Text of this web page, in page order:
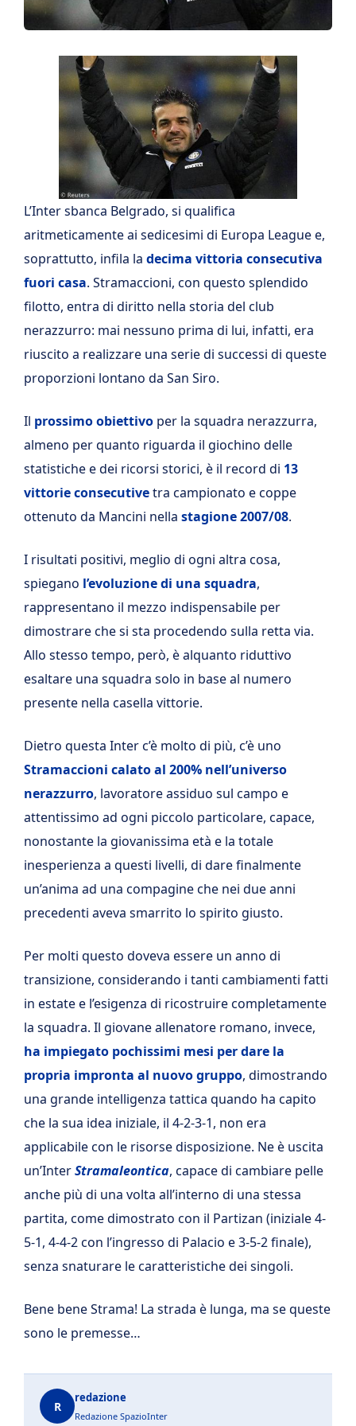
L’Inter sbanca Belgrado, si qualifica
aritmeticamente ai sedicesimi di Europa League e,
soprattutto, infila la decima vittoria consecutiva
fuori casa. Stramaccioni, con questo splendido
filotto, entra di diritto nella storia del club
nerazzurro: mai nessuno prima di lui, infatti, era
riuscito a realizzare una serie di successi di queste
proporzioni lontano da San Siro.
Il prossimo obiettivo per la squadra nerazzurra,
almeno per quanto riguarda il giochino delle
statistiche e dei ricorsi storici, è il record di 13
vittorie consecutivetra campionato e coppe
ottenuto da Mancini nella stagione 2007/08.
I risultati positivi, meglio di ogni altra cosa,
spiegano l’evoluzione di una squadra,
rappresentano il mezzo indispensabile per
dimostrare che si sta procedendo sulla retta via.
Allo stesso tempo, però, è alquanto riduttivo
esaltare una squadra solo in base al numero
presente nella casella vittorie.
Dietro questa Inter c’è molto di più, c’è uno
Stramaccioni calato al 200% nell’universo
nerazzurro, lavoratore assiduo sul campo e
attentissimo ad ogni piccolo particolare, capace,
nonostante la giovanissima età e la totale
inesperienza a questi livelli, di dare finalmente
un’anima ad una compagine che nei due anni
precedenti aveva smarrito lo spirito giusto.
Per molti questo doveva essere un anno di
transizione, considerando i tanti cambiamenti fatti
in estate e l’esigenza di ricostruire completamente
la squadra. Il giovane allenatore romano, invece,
ha impiegato pochissimi mesi per dare la
propria impronta al nuovo gruppo, dimostrando
una grande intelligenza tattica quando ha capito
che la sua idea iniziale, il 4-2-3-1, non era
applicabile con le risorse disposizione. Ne è uscita
un’InterStramaleontica, capace di cambiare pelle
anche più di una volta all’interno di una stessa
partita, come dimostrato con il Partizan (iniziale 4-
5-1, 4-4-2 con l’ingresso di Palacio e 3-5-2 finale),
senza snaturare le caratteristiche dei singoli.
Bene bene Strama! La strada è lunga, ma se queste
sono le premesse…
R
redazione
Redazione SpazioInter